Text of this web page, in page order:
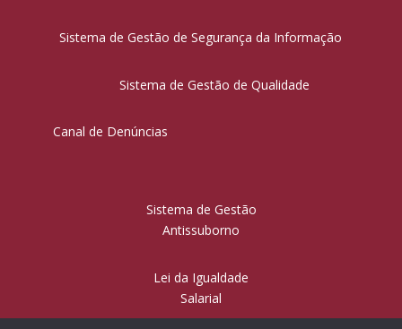
Sistema de Gestão de Segurança da Informação
Sistema de Gestão de Qualidade
Canal de Denúncias
Sistema de Gestão
Antissuborno
Lei da Igualdade
Salarial